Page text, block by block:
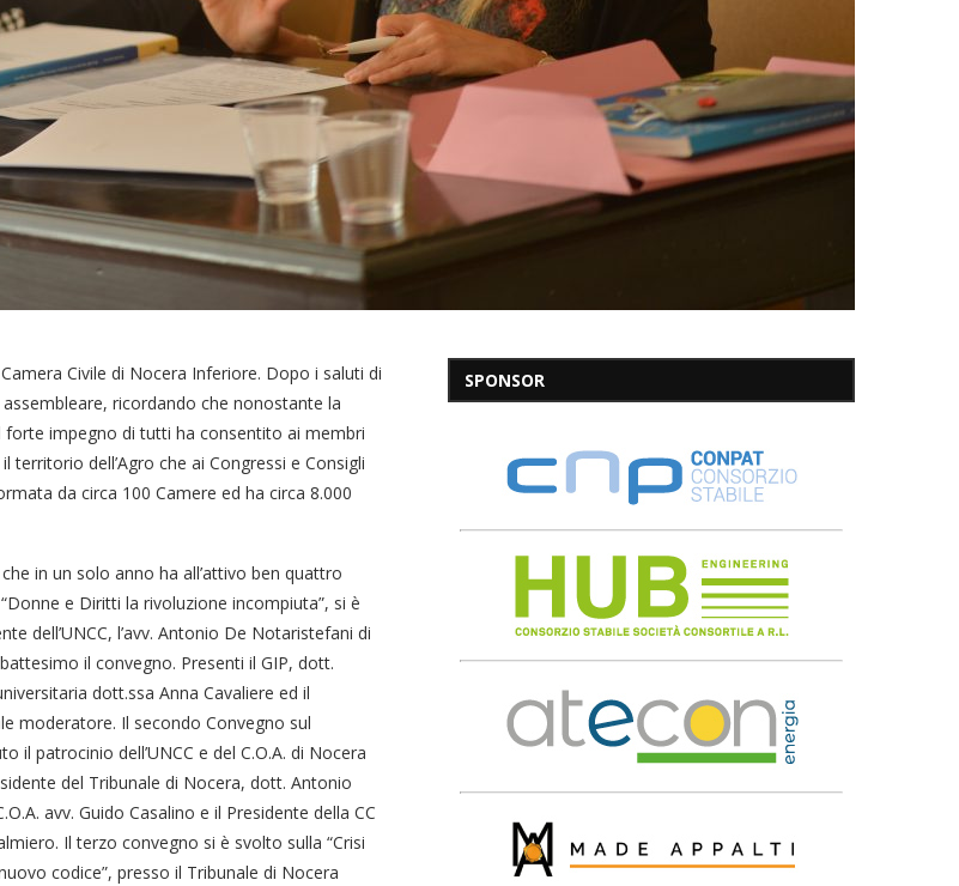
Civile di Nocera Inferiore. Dopo i saluti di
ricordando che nonostante la
impegno di tutti ha consentito ai membri
dell’Agro che ai Congressi e Consigli
da circa 100 Camere ed ha circa 8.000
in un solo anno ha all’attivo ben quattro
e Diritti la rivoluzione incompiuta”, si è
dell’UNCC, l’avv. Antonio De Notaristefani di
il convegno. Presenti il GIP, dott.
dott.ssa Anna Cavaliere ed il
moderatore. Il secondo Convegno sul
il patrocinio dell’UNCC e del C.O.A. di Nocera
del Tribunale di Nocera, dott. Antonio
avv. Guido Casalino e il Presidente della CC
Il terzo convegno si è svolto sulla “Crisi
codice”, presso il Tribunale di Nocera
SPONSOR